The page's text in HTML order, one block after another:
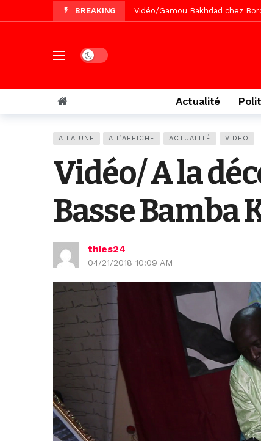
BREAKING Vidéo/Magal Serigne Abdoulaye
Tivaouane/L’hôpital Seydi El
Vidéo/Une première,
Dark mode
Actualité
A LA UNE A L’AFFICHE ACTUALITÉ VIDEO
Vidéo/ A la
Basse Bamba
thies24
04/21/2018 10:09 AM